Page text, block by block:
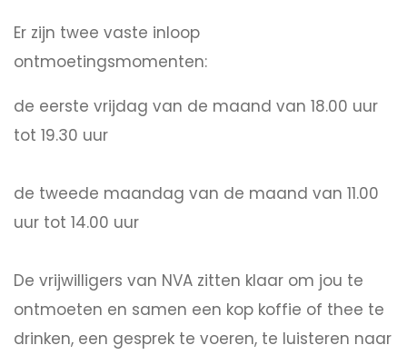
Er zijn twee vaste inloop
ontmoetingsmomenten:
de eerste vrijdag van de maand van 18.00 uur
tot 19.30 uur
de tweede maandag van de maand van 11.00
uur tot 14.00 uur
De vrijwilligers van NVA zitten klaar om jou te
ontmoeten en samen een kop koffie of thee te
drinken, een gesprek te voeren, te luisteren naar